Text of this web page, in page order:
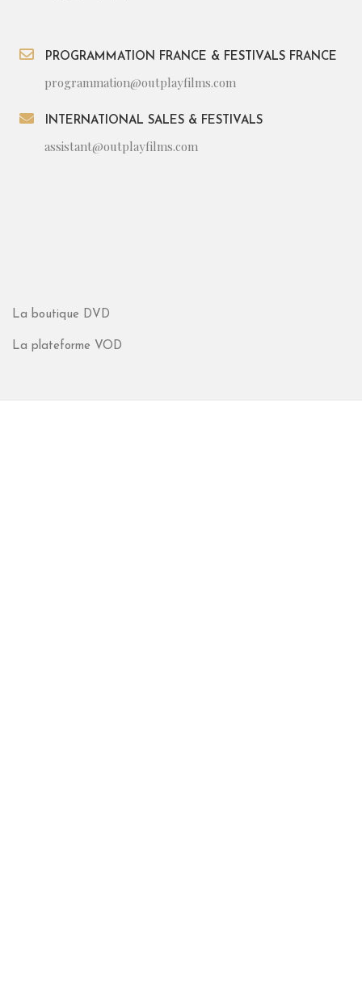
PROGRAMMATION FRANCE & FESTIVALS FRANCE
programmation@outplayfilms.com
INTERNATIONAL SALES & FESTIVALS
assistant@outplayfilms.com
La boutique DVD
La plateforme VOD